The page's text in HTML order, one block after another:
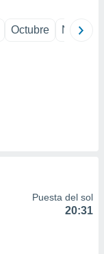
Octubre
Puesta del sol
20:31